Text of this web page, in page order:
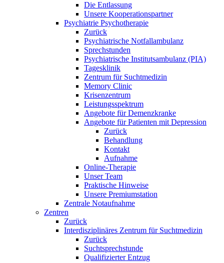
Die Entlassung
Unsere Kooperationspartner
Psychiatrie Psychotherapie
Zurück
Psychiatrische Notfallambulanz
Sprechstunden
Psychiatrische Institutsambulanz (PIA)
Tagesklinik
Zentrum für Suchtmedizin
Memory Clinic
Krisenzentrum
Leistungsspektrum
Angebote für Demenzkranke
Angebote für Patienten mit Depression
Zurück
Behandlung
Kontakt
Aufnahme
Online-Therapie
Unser Team
Praktische Hinweise
Unsere Premiumstation
Zentrale Notaufnahme
Zentren
Zurück
Interdisziplinäres Zentrum für Suchtmedizin
Zurück
Suchtsprechstunde
Qualifizierter Entzug